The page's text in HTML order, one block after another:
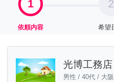
1
依頼内容
2
希望
光博工務店
男性 / 40代 / 大